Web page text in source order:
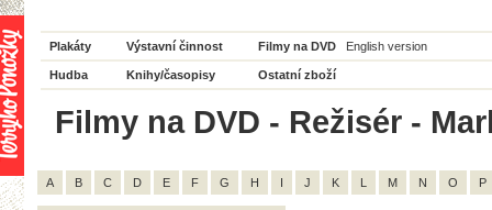
Plakáty Výstavní činnost Filmy na DVD English version
Hudba Knihy/časopisy Ostatní zboží
Filmy na DVD - Režisér -
A B C D E F G H I J K L M N O P